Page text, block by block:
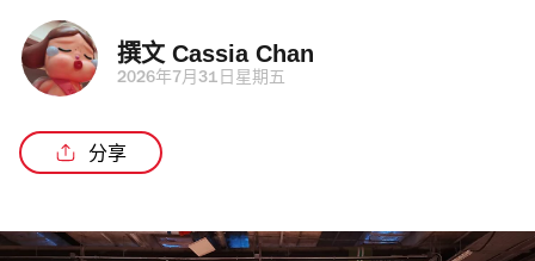
撰文 Cassia Chan
2026年7月31日星期五
分享